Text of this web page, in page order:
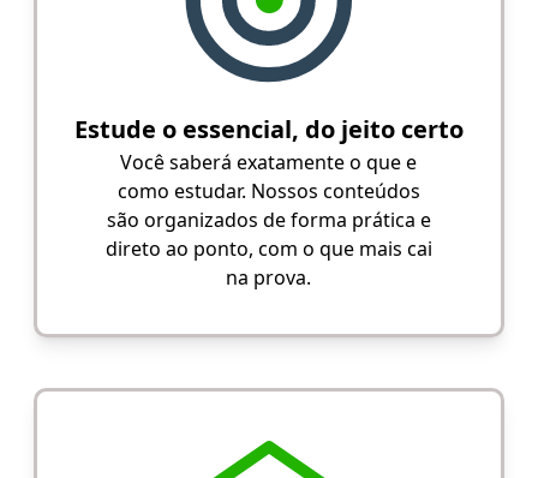
Estude o essencial, do jeito certo
Você saberá exatamente o que e
como estudar. Nossos conteúdos
são organizados de forma prática e
direto ao ponto, com o que mais cai
na prova.